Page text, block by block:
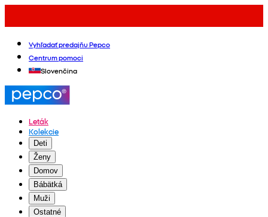
Vyhľadať predajňu Pepco
Centrum pomoci
Slovenčina
Leták
Kolekcie
Deti
Ženy
Domov
Bábätká
Muži
Ostatné